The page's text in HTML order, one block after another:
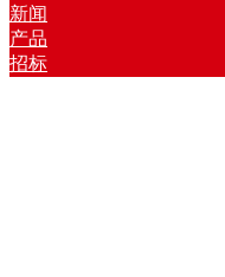
新闻
产品
招标